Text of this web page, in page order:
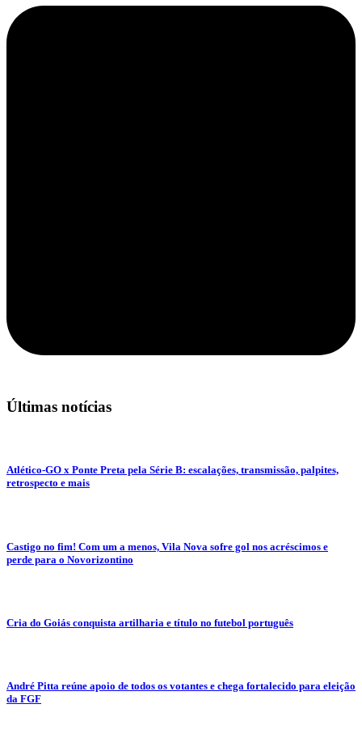
Últimas notícias
Atlético-GO x Ponte Preta pela Série B: escalações, transmissão, palpites,
retrospecto e mais
Castigo no fim! Com um a menos, Vila Nova sofre gol nos acréscimos e
perde para o Novorizontino
Cria do Goiás conquista artilharia e título no futebol português
André Pitta reúne apoio de todos os votantes e chega fortalecido para eleição
da FGF